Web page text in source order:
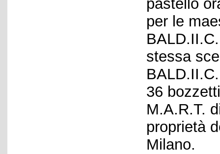
pastello
per le
stessa
36
M.A.R.T.
proprietà
Milano.